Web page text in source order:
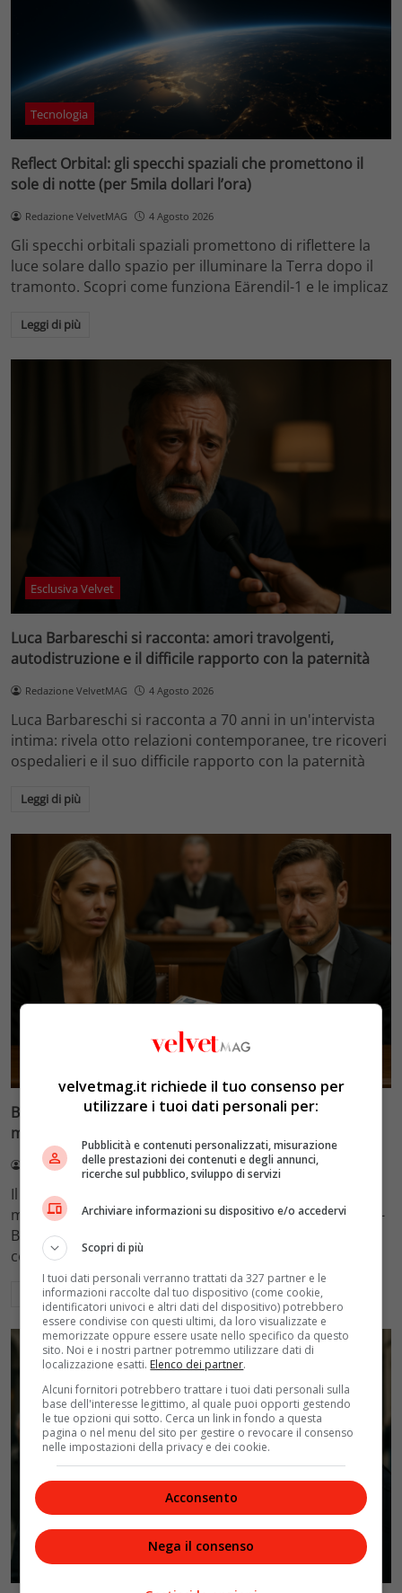
Tecnologia
Reflect Orbital: gli specchi spaziali che promettono il
sole di notte (per 5mila dollari l’ora)
Redazione VelvetMAG 4 Agosto 2026
Gli specchi orbitali spaziali promettono di riflettere la
luce solare dallo spazio per illuminare la Terra dopo il
tramonto. Scopri come funziona Eärendil-1 e le implicaz
Leggi di più
Esclusiva Velvet
Luca Barbareschi si racconta: amori travolgenti,
autodistruzione e il difficile rapporto con la paternità
Redazione VelvetMAG 4 Agosto 2026
Luca Barbareschi si racconta a 70 anni in un'intervista
intima: rivela otto relazioni contemporanee, tre ricoveri
ospedalieri e il suo difficile rapporto con la paternità
Leggi di più
Blasi vs Totti: il giudice riduce l’assegno di
mantenimento a 10.900 euro
Redazione VelvetMAG 4 Agosto 2026
Il Tribunale di Roma ha fissato l'assegno di
mantenimento figli a 10.900 euro mensili nel caso Totti-
Blasi, respingendo la richiesta di 20mila euro della
conduttrice.
Leggi di più
Politica
velvetmag.it richiede il tuo consenso per
utilizzare i tuoi dati personali per:
Pubblicità e contenuti personalizzati, misurazione
delle prestazioni dei contenuti e degli annunci,
ricerche sul pubblico, sviluppo di servizi
Archiviare informazioni su dispositivo e/o accedervi
Scopri di più
I tuoi dati personali verranno trattati da 327 partner e le
informazioni raccolte dal tuo dispositivo (come cookie,
identificatori univoci e altri dati del dispositivo) potrebbero
essere condivise con questi ultimi, da loro visualizzate e
memorizzate oppure essere usate nello specifico da questo
sito. Noi e i nostri partner potremmo utilizzare dati di
localizzazione esatti. Elenco dei partner.
Alcuni fornitori potrebbero trattare i tuoi dati personali sulla
base dell'interesse legittimo, al quale puoi opporti gestendo
le tue opzioni qui sotto. Cerca un link in fondo a questa
pagina o nel menu del sito per gestire o revocare il consenso
nelle impostazioni della privacy e dei cookie.
Acconsento
Nega il consenso